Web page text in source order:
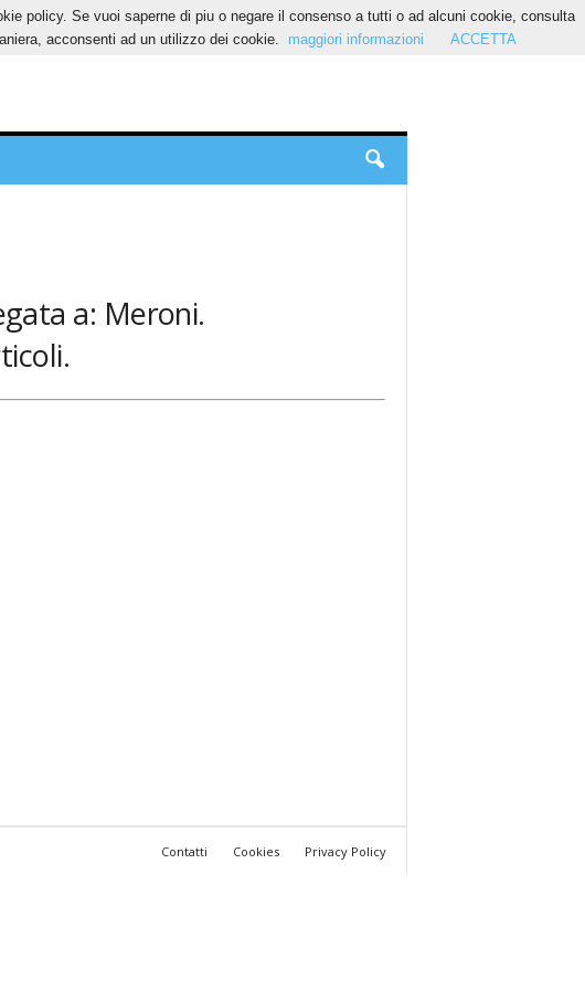
a: Meroni.
Contatti Cookies Privacy Policy
policy. Se vuoi saperne di piu o negare il consenso a tutti o ad alcuni cookie, consulta
acconsenti ad un utilizzo dei cookie.
maggiori informazioni ACCETTA